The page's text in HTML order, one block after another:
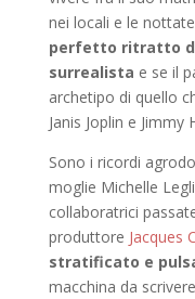
nei locali e le
perfetto ritratto
surrealista e se il
archetipo di quello
Janis Joplin e
Sono i ricordi
moglie Michelle
collaboratrici
produttore Jacques
stratificato e
macchina da